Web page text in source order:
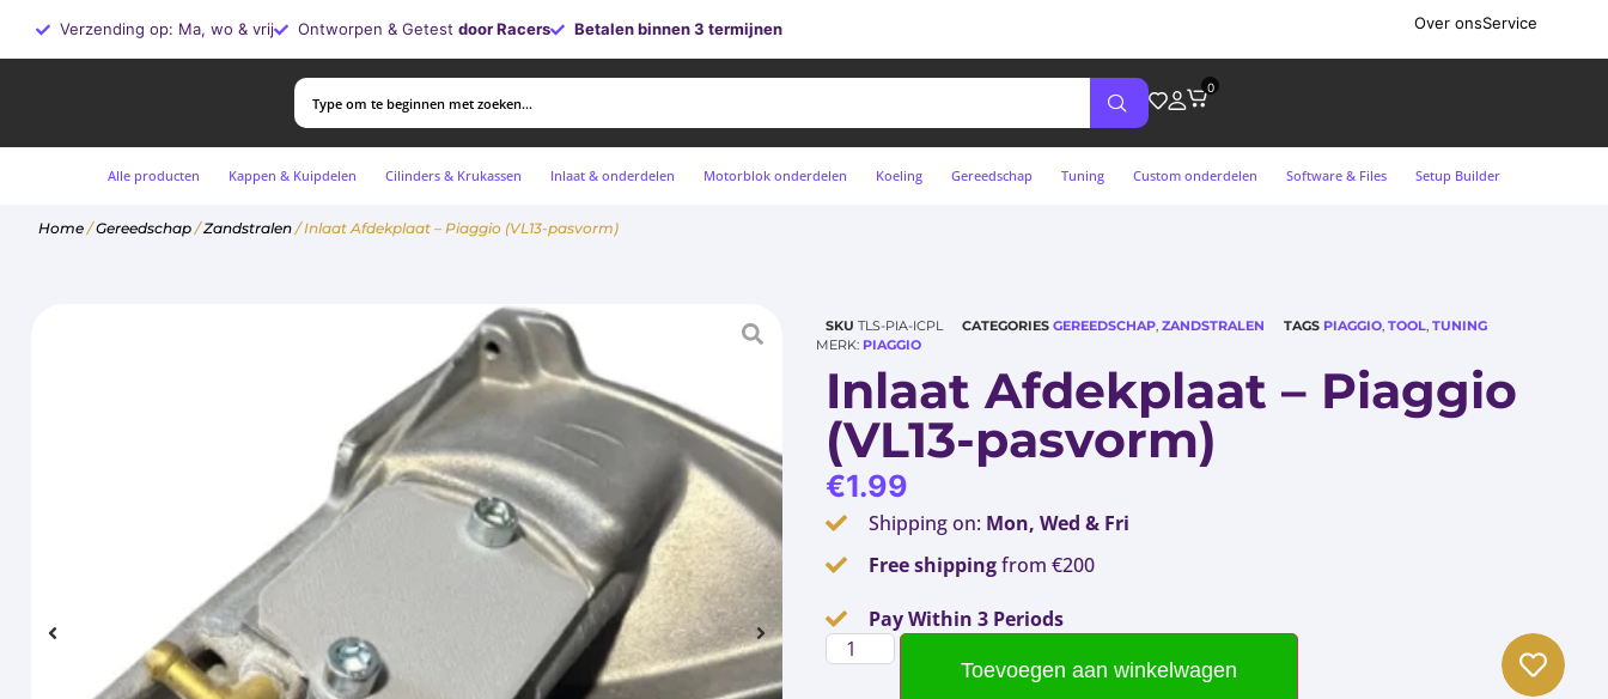
Verzending op: Ma, wo & vrij Ontworpen & Getest door Racers Betalen binnen 3 termijnen Over onsService
0
Alle producten Kappen & Kuipdelen Cilinders & Krukassen Inlaat & onderdelen Motorblok onderdelen Koeling Gereedschap Tuning Custom onderdelen Software & Files Setup Builder
Home/Gereedschap/Zandstralen/ Inlaat Afdekplaat – Piaggio (VL13-pasvorm)
SKU TLS-PIA-ICPL CATEGORIES GEREEDSCHAP, ZANDSTRALEN TAGS PIAGGIO, TOOL, TUNING
MERK: PIAGGIO
Inlaat Afdekplaat – Piaggio
(VL13-pasvorm)
€1.99
Shipping on: Mon, Wed & Fri
Free shippingfrom €200
Pay Within 3 Periods
Toevoegen aan winkelwagen